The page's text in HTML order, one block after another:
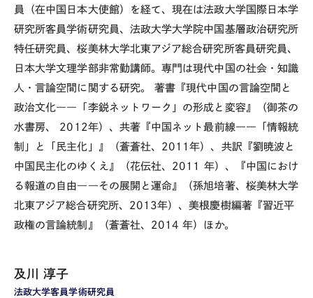
員（在中国日本大使館）を経て、現在は法政大学国際日本学
研究所客員学術研究員、法政大学大学院中国基層政治研究所
特任研究員、桜美林大学北東アジア総合研究所客員研究員、
日本大学文理学部非常勤講師。専門は現代中国の社会・知識
人・言論空間に関する研究。 著書『現代中国の言論空間と
政治文化――「李鋭ネットワーク」の形成と変容』（御茶の
水書房、 2012年）、共著『中国ネット最前線――「情報統
制」と「民主化」』（蒼蒼社、2011年）、共訳『劉暁波と
中国民主化のゆくえ』（花伝社、2011 年）、『中国におけ
る報道の自由――その展開と運命』（孫旭培著、桜美林大学
北東アジア総合研究所、2013年）、美根慶樹編著『習近平
政権の言論統制』（蒼蒼社、2014 年）ほか。
法政大学客員学術研究員
及川 淳子